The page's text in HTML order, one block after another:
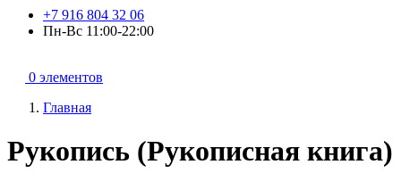
+7 916 804 32 06
Пн-Вс 11:00-22:00
0 элементов
Главная
Рукопись (Рукописная книга)